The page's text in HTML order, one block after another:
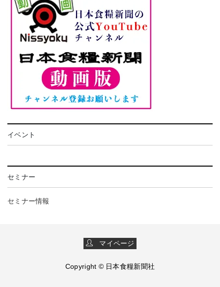
イベント
セミナー
セミナー情報
マイページ
Copyright © 日本食糧新聞社